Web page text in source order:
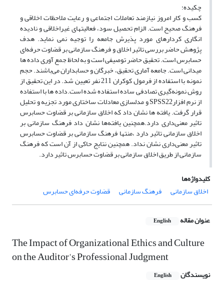
چکیده:
کسب و کار امروز نیازمند تعاملات اجتماعی و رعایت ملاحظات اخلاقی و
فرهنگ صحیح است. الزام تحصیل سود، فعالیتهای غیراخلاقی و نادیده
انگاری کردارهای مورد پذیرش جامعه را توجیه نمی نماید. هدف
پژوهش حاضر بررسی تاثیر اخلاق و فرهنگ سازمانی بر قضاوت حرفه‌ای
حسابرس است. تحقیق حاضر توصیفی است و به لحاظ جمع آوری داده ها
میدانی است. جامعه آماری تحقیق، خبرگان و حسابداران می‌باشند. حجم
نمونه با استفاده از فرمول کوکران 211 نفر تعیین شد. در این تحقیق از
روش نمونه‌گیری تصادفی ساده استفاده شده است.داده ها با استفاده
از نرم افزارSPSS22 و مدلسازی معادلات ساختاری مورد تجزیه و تحلیل
قرار گرفت. یافته ها نشان داد که اخلاق سازمانی بر قضاوت حسابرس
تاثیر معنی‌داری دارد.همچنین یافته‌ها نشان داد فرهنگ سازمانی بر
اخلاق سازمانی تاثیر دارد ،منتها فرهنگ سازمانی بر قضاوت حسابرس
تاثیر معنی‌داری نشان نداد. همچنین نتایج حاکی از آن است که فرهنگ
سازمانی از طریق اخلاق سازمانی بر قضاوت حسابرس تاثیر دارد.
کلیدواژه‌ها
اخلاق سازمانی
فرهنگ سازمانی قضاوت حرفه‌ای حسابرس
عنوان مقاله English
The Impact of Organizational Ethics and Culture
on the Auditor's Professional Judgment
نویسندگان English